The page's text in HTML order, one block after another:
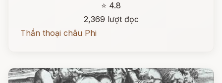
⭐ 4.8
2,369 lượt đọc
Thần thoại châu Phi